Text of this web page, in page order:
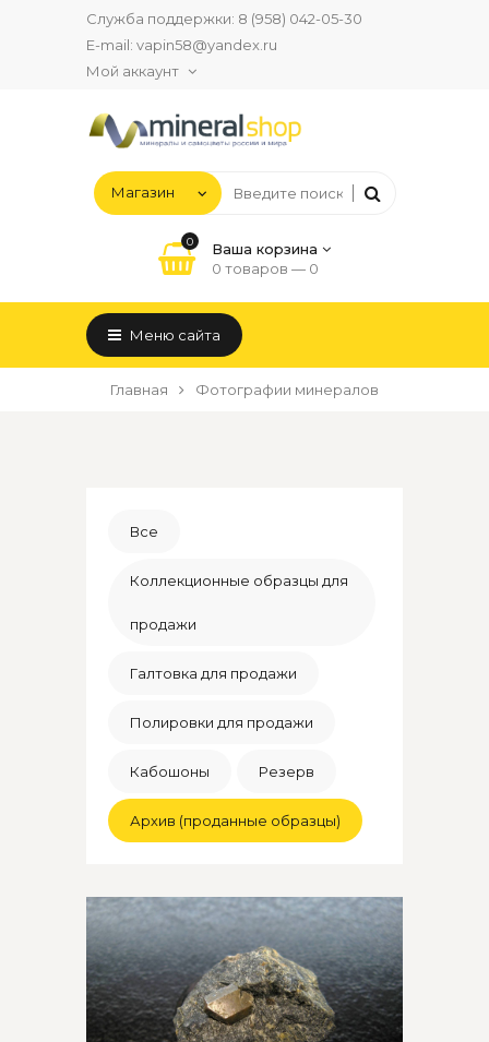
Служба поддержки: 8 (958) 042-05-30
E-mail: vapin58@yandex.ru
Мой аккаунт
0
Ваша корзина
0 товаров — 0
Меню сайта
Главная Фотографии минералов
Все
Коллекционные образцы для
продажи
Галтовка для продажи
Полировки для продажи
Кабошоны Резерв
Архив (проданные образцы)